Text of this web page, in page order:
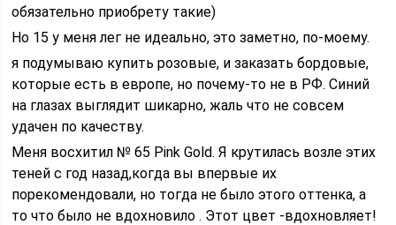
обязательно приобрету такие)
Но 15 у меня лег не идеально, это заметно, по-моему.
я подумываю купить розовые, и заказать бордовые,
которые есть в европе, но почему-то не в РФ. Синий
на глазах выглядит шикарно, жаль что не совсем
удачен по качеству.
Меня восхитил № 65 Pink Gold. Я крутилась возле этих
теней с год назад,когда вы впервые их
порекомендовали, но тогда не было этого оттенка, а
то что было не вдохновило . Этот цвет -вдохновляет!